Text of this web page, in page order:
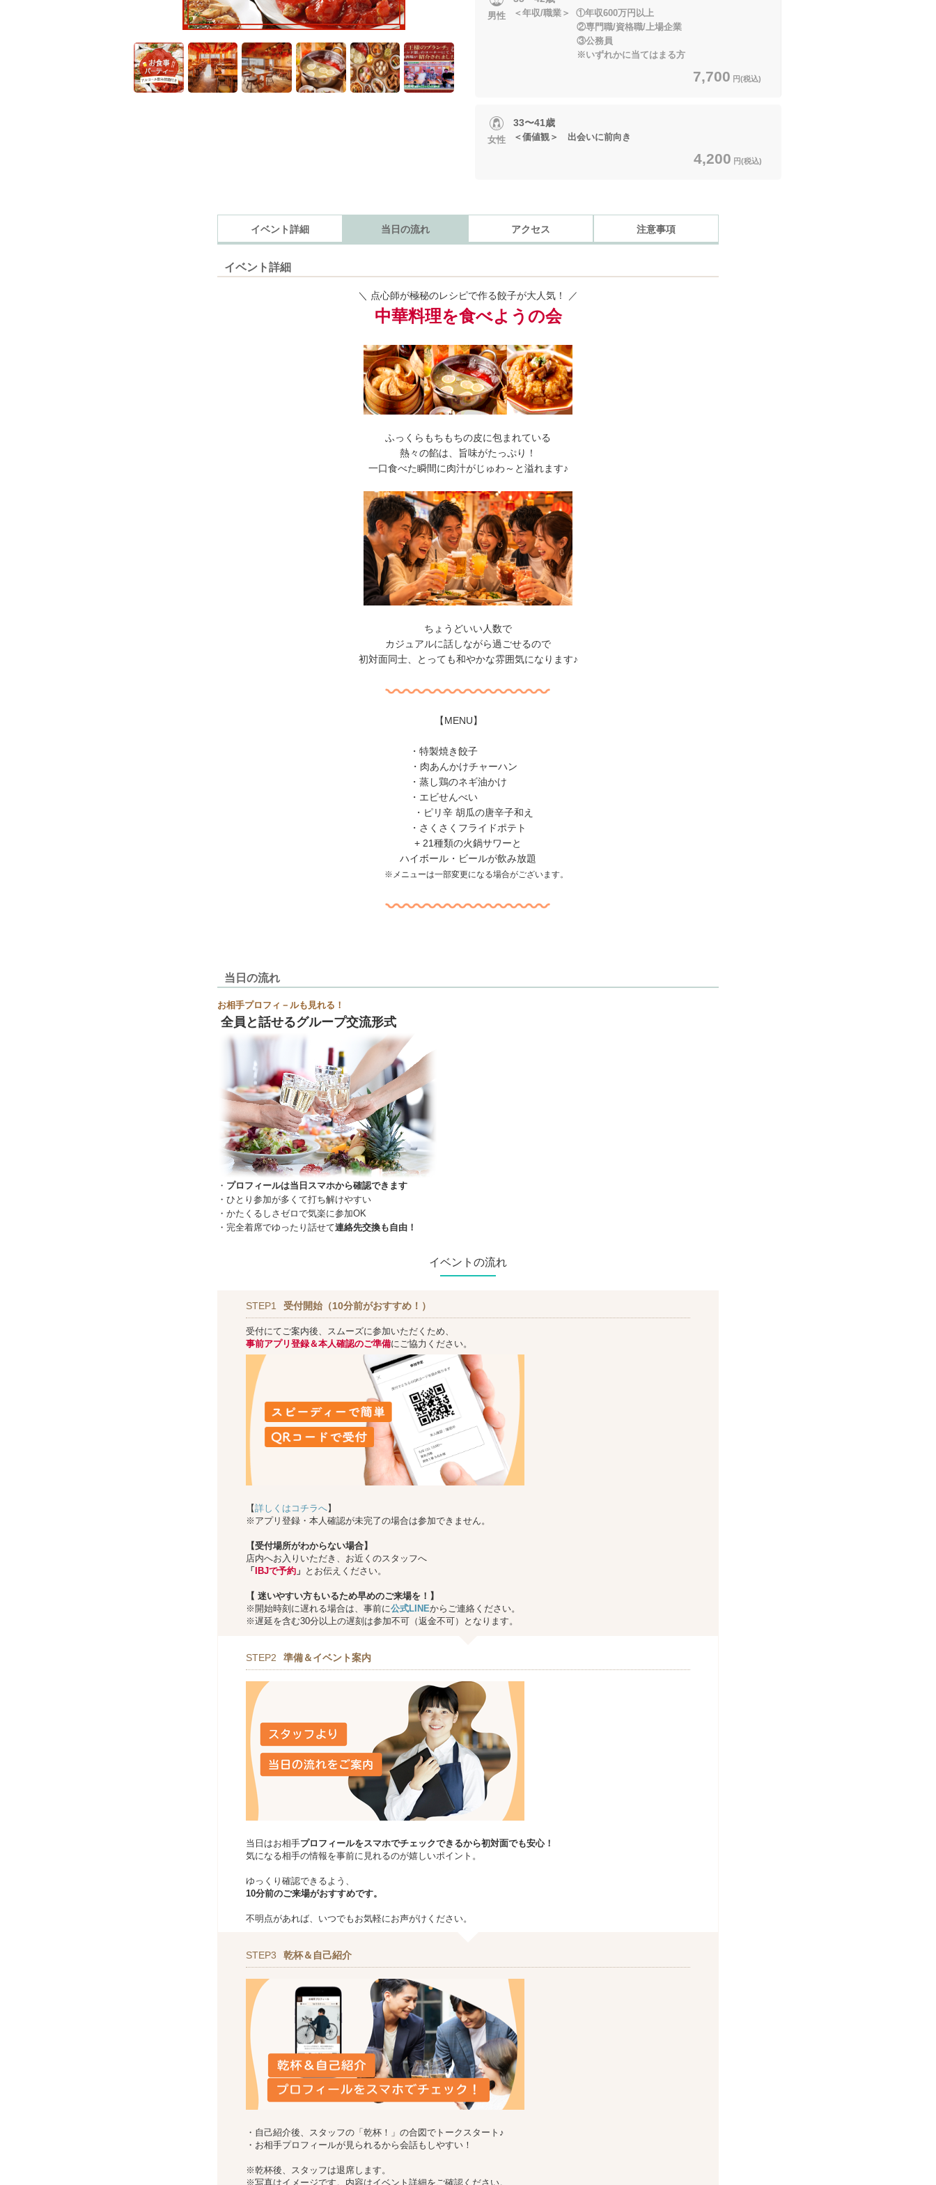
男性
＜年収/職業＞ ①年収600万円以上
②専門職/資格職/上場企業
③公務員
※いずれかに当てはまる方
7,700 円(税込)
女性
33〜41歳
＜価値観＞ 出会いに前向き
4,200 円(税込)
イベント詳細 当日の流れ アクセス 注意事項
イベント詳細
＼ 点心師が極秘のレシピで作る餃子が大人気！ ／
中華料理を食べようの会
ふっくらもちもちの皮に包まれている
熱々の餡は、旨味がたっぷり！
一口食べた瞬間に肉汁がじゅわ～と溢れます♪
ちょうどいい人数で
カジュアルに話しながら過ごせるので
初対面同士、とっても和やかな雰囲気になります♪
【MENU】
・特製焼き餃子
・肉あんかけチャーハン
・蒸し鶏のネギ油かけ
・エビせんべい
・ピリ辛 胡瓜の唐辛子和え
・さくさくフライドポテト
+ 21種類の火鍋サワーと
ハイボール・ビールが飲み放題
※メニューは一部変更になる場合がございます。
当日の流れ
お相手プロフィ－ルも見れる！
全員と話せるグループ交流形式
・ プロフィールは当日スマホから確認できます
・ひとり参加が多くて打ち解けやすい
・かたくるしさゼロで気楽に参加OK
・完全着席でゆったり話せて連絡先交換も自由！
イベントの流れ
STEP1 受付開始（10分前がおすすめ！）
受付にてご案内後、スムーズに参加いただくため、
事前アプリ登録＆本人確認のご準備にご協力ください。
【詳しくはコチラへ】
※アプリ登録・本人確認が未完了の場合は参加できません。
【受付場所がわからない場合】
店内へお入りいただき、お近くのスタッフへ
「
IBJで予約 」 とお伝えください。
【 迷いやすい方もいるため早めのご来場を！】
※開始時刻に遅れる場合は、事前に公式LINEからご連絡ください。
※遅延を含む30分以上の遅刻は参加不可（返金不可）となります。
STEP2 準備＆イベント案内
当日はお相手プロフィールをスマホでチェックできるから初対面でも安心！
気になる相手の情報を事前に見れるのが嬉しいポイント。
ゆっくり確認できるよう、
10分前のご来場がおすすめです。
不明点があれば、いつでもお気軽にお声がけください。
STEP3 乾杯＆自己紹介
・自己紹介後、スタッフの「乾杯！」の合図でトークスタート♪
・お相手プロフィールが見られるから会話もしやすい！
※乾杯後、スタッフは退席します。
※写真はイメージです。内容はイベント詳細をご確認ください。